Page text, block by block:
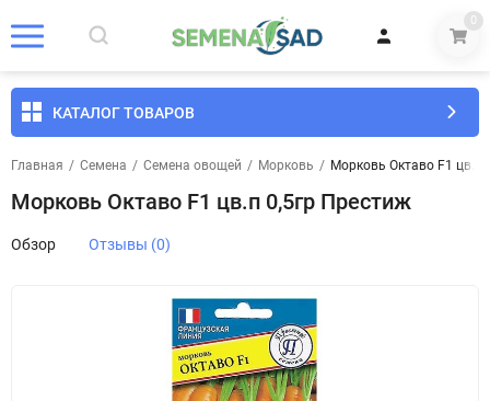
0
КАТАЛОГ ТОВАРОВ
Главная / Семена / Семена овощей / Морковь / Морковь Октаво F1 цв.п
Морковь Октаво F1 цв.п 0,5гр Престиж
Обзор Отзывы (0)